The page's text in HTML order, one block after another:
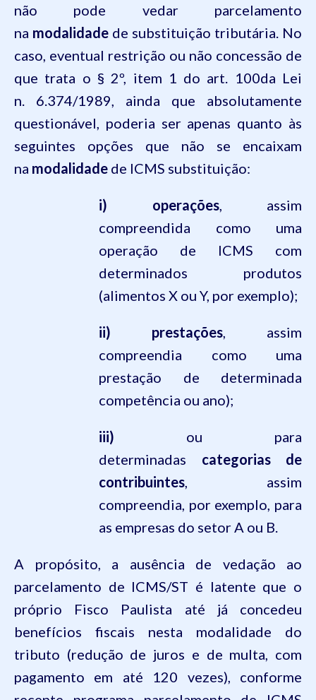
não pode vedar parcelamento
na modalidade de substituição tributária. No
caso, eventual restrição ou não concessão de
que trata o § 2º, item 1 do art. 100da Lei
n. 6.374/1989, ainda que absolutamente
questionável, poderia ser apenas quanto às
seguintes opções que não se encaixam
na modalidade de ICMS substituição:
i) operações, assim
compreendida como uma
operação de ICMS com
determinados produtos
(alimentos X ou Y, por exemplo);
ii) prestações, assim
compreendia como uma
prestação de determinada
competência ou ano);
iii) ou para
determinadas categorias de
contribuintes, assim
compreendia, por exemplo, para
as empresas do setor A ou B.
A propósito, a ausência de vedação ao
parcelamento de ICMS/ST é latente que o
próprio Fisco Paulista até já concedeu
benefícios fiscais nesta modalidade do
tributo (redução de juros e de multa, com
pagamento em até 120 vezes), conforme